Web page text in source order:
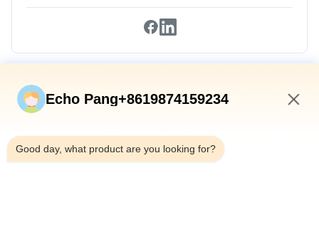
Γρήγορες Συνδέσεις
Προϊόντα
Σχετικά Με Εμάς
Echo Pang+8619874159234
Good day, what product are you looking for?